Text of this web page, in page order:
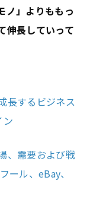
ノ」よりももっ
伸長していって
長するビジネス
ン
、需要および戦
ール、eBay、